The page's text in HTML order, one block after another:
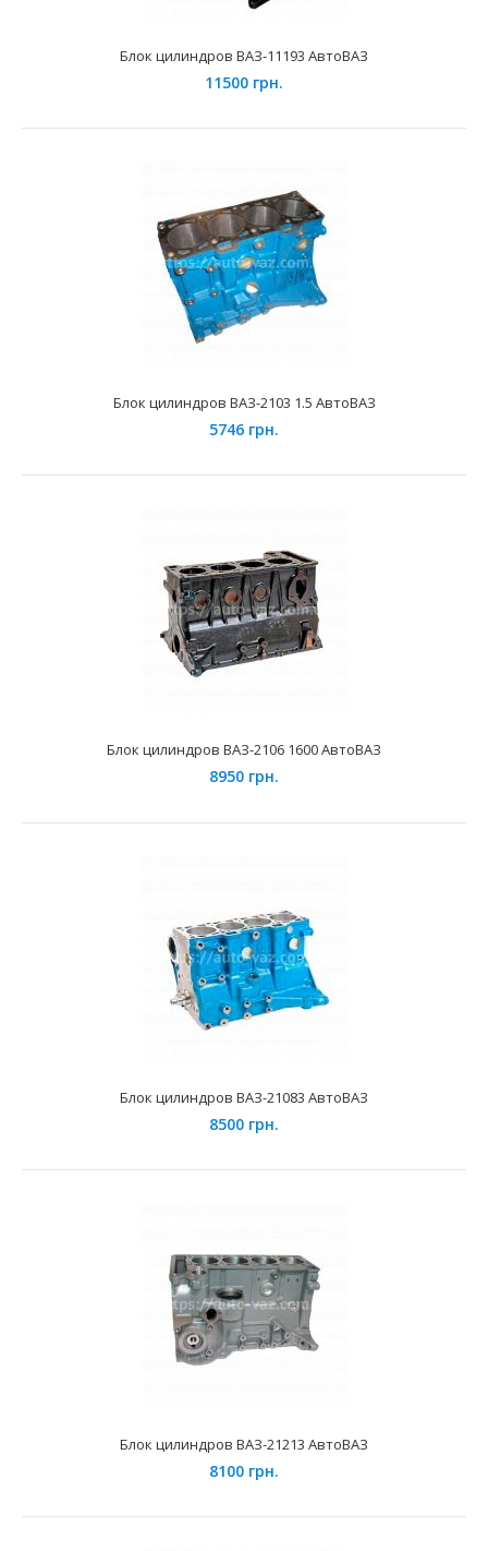
Блок цилиндров ВАЗ-11193 АвтоВАЗ
11500 грн.
Применение на автомобилях семейства ВАЗ-2101, 2102,
Блок цилиндров ВАЗ-11193 АвтоВАЗ
11500 грн.
Блок цилиндров ВАЗ-2103 1.5 АвтоВАЗ
5746 грн.
Блок цилиндров ВАЗ-2106 1600 АвтоВАЗ
8950 грн.
Блок цилиндров ВАЗ-21083 АвтоВАЗ
8500 грн.
Блок цилиндров ВАЗ-21213 АвтоВАЗ
8100 грн.